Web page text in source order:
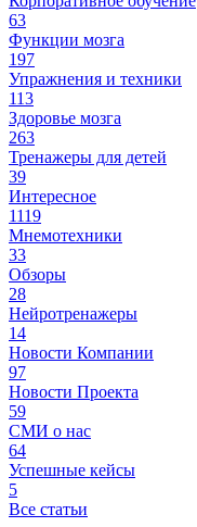
63
Функции мозга
197
Упражнения и техники
113
Здоровье мозга
263
Тренажеры для детей
39
Интересное
1119
Мнемотехники
33
Обзоры
28
Нейротренажеры
14
Новости Компании
97
Новости Проекта
59
СМИ о нас
64
Успешные кейсы
5
Все статьи